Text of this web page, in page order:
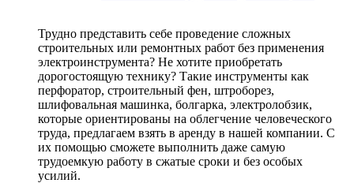
Трудно представить себе проведение сложных
строительных или ремонтных работ без применения
электроинструмента? Не хотите приобретать
дорогостоящую технику? Такие инструменты как
перфоратор, строительный фен, штроборез,
шлифовальная машинка, болгарка, электролобзик,
которые ориентированы на облегчение человеческого
труда, предлагаем взять в аренду в нашей компании. С
их помощью сможете выполнить даже самую
трудоемкую работу в сжатые сроки и без особых
усилий.